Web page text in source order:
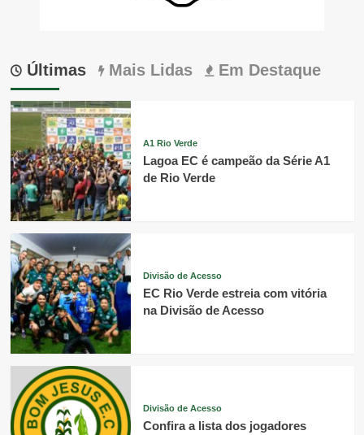
Últimas Mais Lidas Em Destaque
A1 Rio Verde
Lagoa EC é campeão da Série A1
de Rio Verde
Divisão de Acesso
EC Rio Verde estreia com vitória
na Divisão de Acesso
Divisão de Acesso
Confira a lista dos jogadores